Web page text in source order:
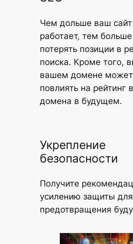
Чем дольше ваш сайт
работает, тем
потерять позиции в
поиска. Кроме того,
вашем домене может
повлиять на рейтинг
домена в будущем.
Укрепление
безопасности
Получите
усилению защиты для
предотвращения